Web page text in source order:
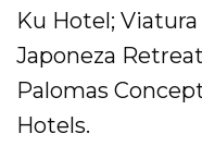
Ku Hotel;
Japoneza
Palomas
Hotels.